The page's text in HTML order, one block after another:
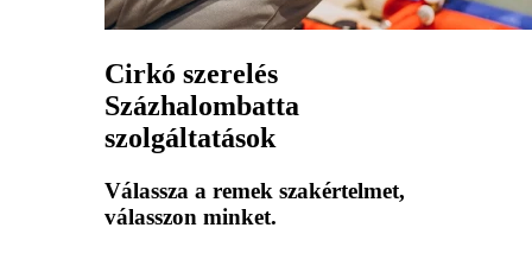
Cirkó szerelés
Százhalombatta
szolgáltatások
Válassza a remek szakértelmet,
válasszon minket.